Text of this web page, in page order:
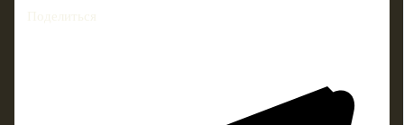
Поделиться